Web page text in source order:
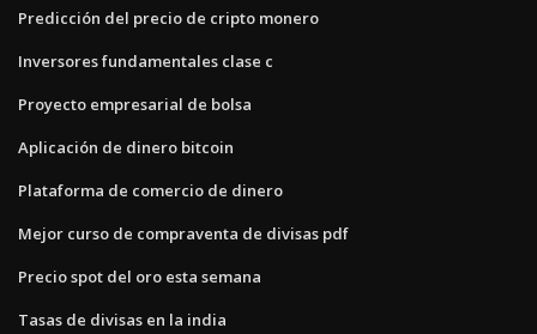
Predicción del precio de cripto monero
Inversores fundamentales clase c
Proyecto empresarial de bolsa
Aplicación de dinero bitcoin
Plataforma de comercio de dinero
Mejor curso de compraventa de divisas pdf
Precio spot del oro esta semana
Tasas de divisas en la india